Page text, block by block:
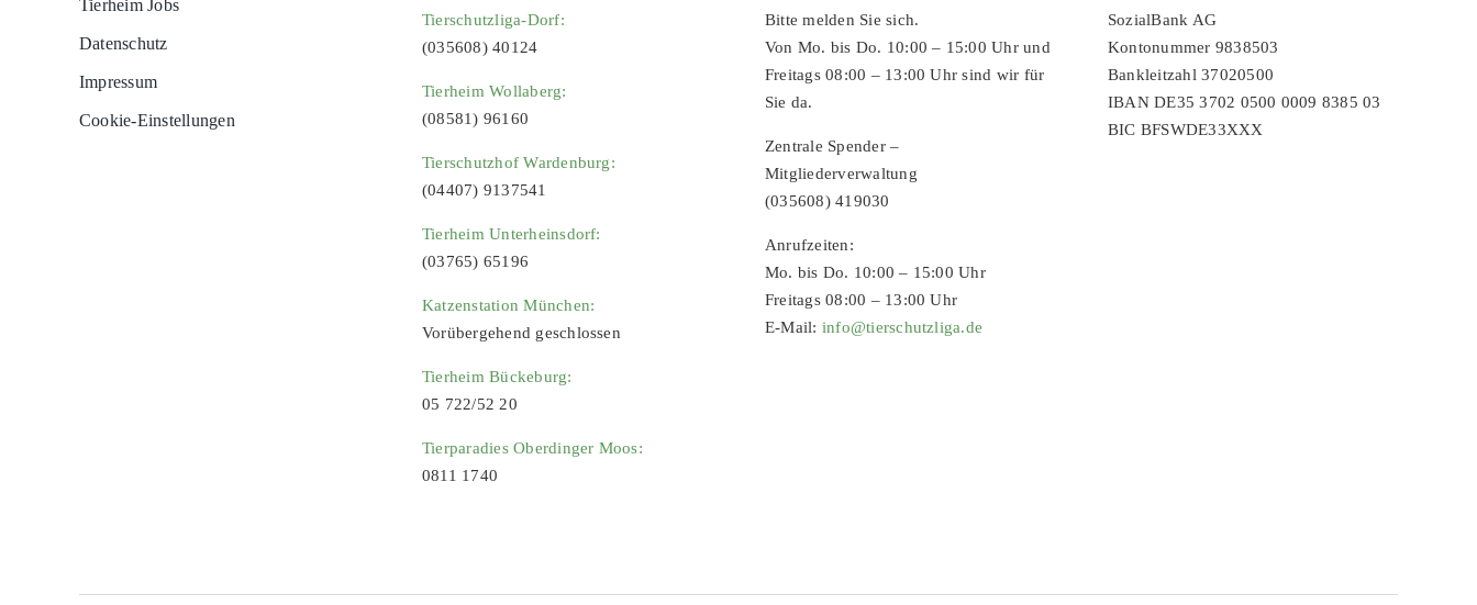
Tierheim Jobs
Datenschutz
Impressum
Cookie-Einstellungen
Tierschutzliga-Dorf:
(035608) 40124
Tierheim Wollaberg:
(08581) 96160
Tierschutzhof Wardenburg:
(04407) 9137541
Tierheim Unterheinsdorf:
(03765) 65196
Katzenstation München:
Vorübergehend geschlossen
Tierheim Bückeburg:
05 722/52 20
Tierparadies Oberdinger Moos:
0811 1740
Bitte melden Sie sich.
Von Mo. bis Do. 10:00 – 15:00 Uhr und
Freitags 08:00 – 13:00 Uhr sind wir für
Sie da.
Zentrale Spender –
Mitgliederverwaltung
(035608) 419030
Anrufzeiten:
Mo. bis Do. 10:00 – 15:00 Uhr
Freitags 08:00 – 13:00 Uhr
E-Mail: info@tierschutzliga.de
SozialBank AG
Kontonummer 9838503
Bankleitzahl 37020500
IBAN DE35 3702 0500 0009 8385 03
BIC BFSWDE33XXX